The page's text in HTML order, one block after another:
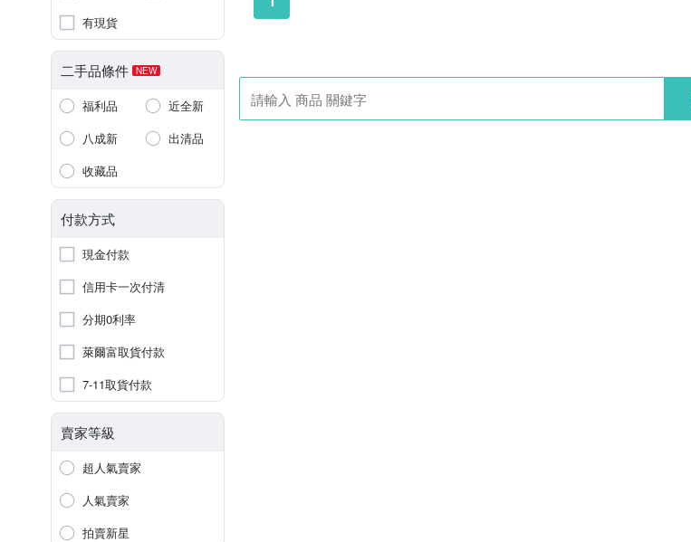
有現貨
二手品條件 NEW
福利品
近全新
八成新
出清品
收藏品
付款方式
現金付款
信用卡一次付清
分期0利率
萊爾富取貨付款
7-11取貨付款
賣家等級
超人氣賣家
人氣賣家
拍賣新星